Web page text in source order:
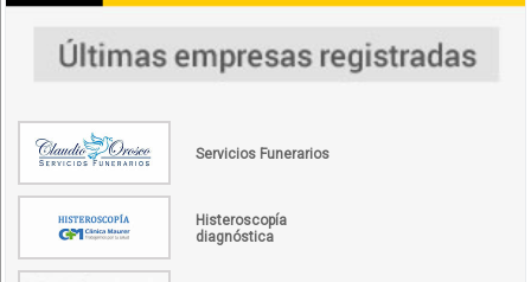
Servicios Funerarios
Histeroscopía
diagnóstica